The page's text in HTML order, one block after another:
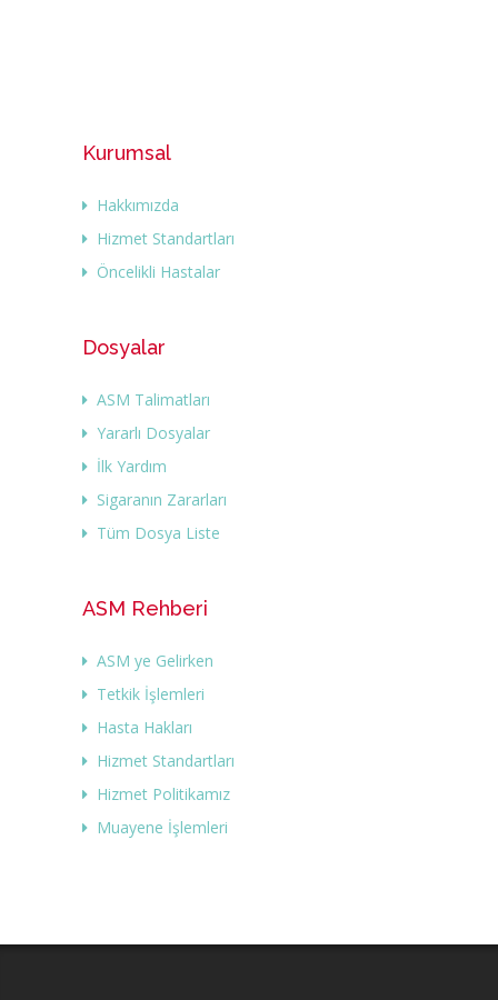
Kurumsal
Hakkımızda
Hizmet Standartları
Öncelikli Hastalar
Dosyalar
ASM Talimatları
Yararlı Dosyalar
İlk Yardım
Sigaranın Zararları
Tüm Dosya Liste
ASM Rehberi
ASM ye Gelirken
Tetkik İşlemleri
Hasta Hakları
Hizmet Standartları
Hizmet Politikamız
Muayene İşlemleri